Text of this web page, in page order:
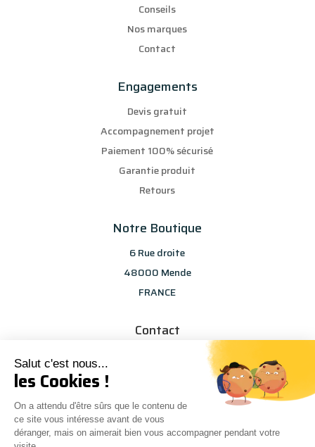
Salut c'est nous...
les Cookies !
On a attendu d'être sûrs que le contenu de
ce site vous intéresse avant de vous
déranger, mais on aimerait bien vous accompagner pendant votre
Conseils
Nos marques
Contact
Engagements
Devis gratuit
Accompagnement projet
Paiement 100% sécurisé
Garantie produit
Retours
Notre Boutique
6 Rue droite
48000 Mende
FRANCE
Contact
info@les-selections-sandp.fr